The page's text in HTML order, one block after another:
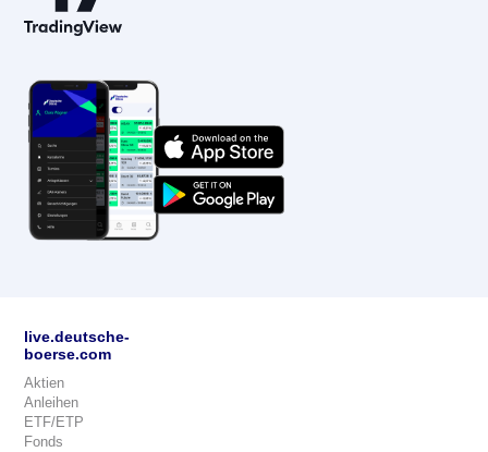
live.deutsche-
boerse.com
Aktien
Anleihen
ETF/ETP
Fonds